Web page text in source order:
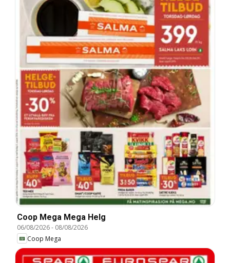
Coop Mega Mega Helg
06/08/2026- 08/08/2026
Coop Mega